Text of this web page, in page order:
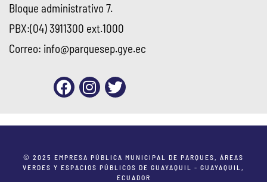
Bloque administrativo 7.
PBX:(04) 3911300 ext.1000
Correo: info@parquesep.gye.ec
© 2025 EMPRESA PÚBLICA MUNICIPAL DE PARQUES, ÁREAS
VERDES Y ESPACIOS PÚBLICOS DE GUAYAQUIL - GUAYAQUIL,
ECUADOR